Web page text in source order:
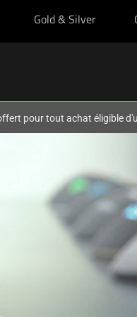
Gold & Silver
pour tout achat éligible